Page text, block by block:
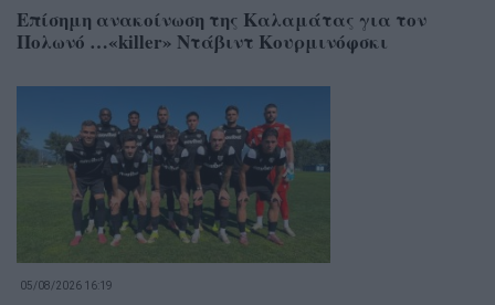
Επίσημη ανακοίνωση της Καλαμάτας για τον
Πολωνό …«killer» Ντάβιντ Κουρμινόφσκι
05/08/2026 16:19